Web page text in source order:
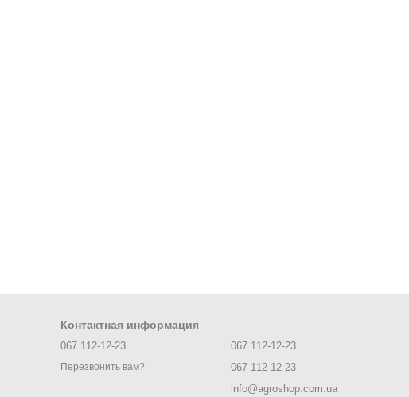
Контактная информация
067 112-12-23
Перезвонить вам?
067 112-12-23
067 112-12-23
info@agroshop.com.ua